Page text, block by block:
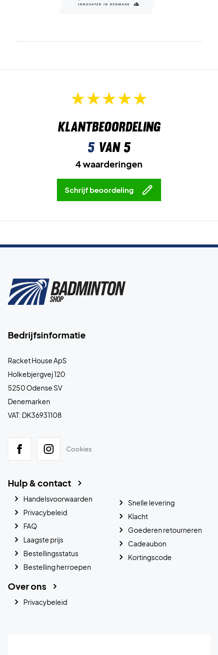
Klantbeoordeling
5van 5
4 waarderingen
Schrijf beoordeling
Bedrijfsinformatie
Racket House ApS
Holkebjergvej 120
5250 Odense SV
Denemarken
VAT: DK36931108
Cookies
Hulp & contact
Handelsvoorwaarden
Privacybeleid
FAQ
Laagste prijs
Bestellingsstatus
Bestelling herroepen
Snelle levering
Klacht
Goederen retourneren
Cadeaubon
Kortingscode
Over ons
Privacybeleid